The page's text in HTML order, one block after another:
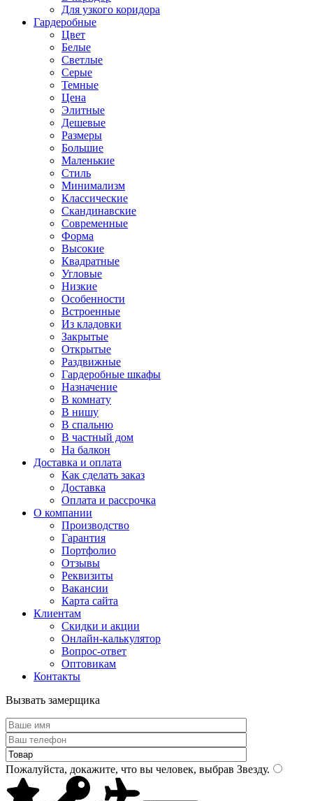
Для узкого коридора
Гардеробные
Цвет
Белые
Светлые
Серые
Темные
Цена
Элитные
Дешевые
Размеры
Большие
Маленькие
Стиль
Минимализм
Классические
Скандинавские
Современные
Форма
Высокие
Квадратные
Угловые
Низкие
Особенности
Встроенные
Из кладовки
Закрытые
Открытые
Раздвижные
Гардеробные шкафы
Назначение
В комнату
В нишу
В спальню
В частный дом
На балкон
Доставка и оплата
Как сделать заказ
Доставка
Оплата и рассрочка
О компании
Производство
Гарантия
Портфолио
Отзывы
Реквизиты
Вакансии
Карта сайта
Клиентам
Скидки и акции
Онлайн-калькулятор
Вопрос-ответ
Оптовикам
Контакты
Вызвать замерщика
Пожалуйста, докажите, что вы человек, выбрав Звезду.